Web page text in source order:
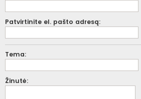
Patvirtinite el. pašto adresą:
Tema:
Žinutė: